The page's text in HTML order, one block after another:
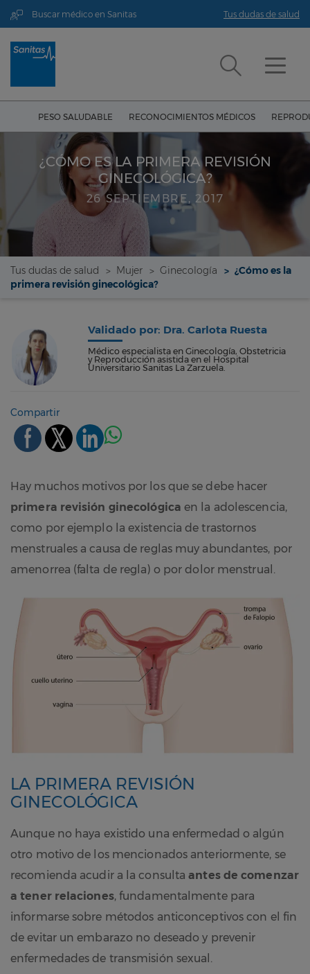
Buscar médico en Sanitas Tus dudas de salud
PESO SALUDABLE RECONOCIMIENTOS MÉDICOS
¿CÓMO ES LA PRIMERA REVISIÓN
GINECOLÓGICA?
26 SEPTIEMBRE, 2017
Tus dudas de salud Mujer Ginecología
¿Cómo es la
primera revisión ginecológica?
Validado por: Dra. Carlota Ruesta
Médico especialista en Ginecología, Obstetricia
y Reproducción asistida en el Hospital
Universitario Sanitas La Zarzuela.
Compartir
Hay muchos motivos por los que se debe hacer
primera revisión ginecológica en la adolescencia,
como por ejemplo la existencia de trastornos
menstruales a causa de reglas muy abundantes, por
amenorrea (falta de regla) o por dolor menstrual.
LA PRIMERA REVISIÓN
GINECOLÓGICA
Aunque no haya existido una enfermedad o algún
otro motivo de los mencionados anteriormente, se
recomienda acudir a la consultaantes de comenzar
a tener relaciones, fundamentalmente para
informarse sobre métodos anticonceptivos con el fin
de evitar un embarazo no deseado y prevenir
enfermedades de transmisión sexual.